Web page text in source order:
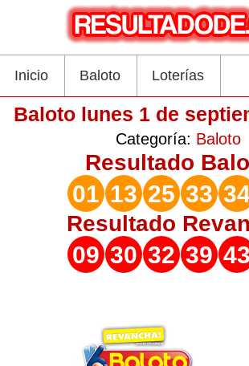
Inicio Baloto Loterías
Baloto lunes 1 de
Categoría: Baloto
Resultado
01 13 25 33
Resultado
09 30 32 39 43